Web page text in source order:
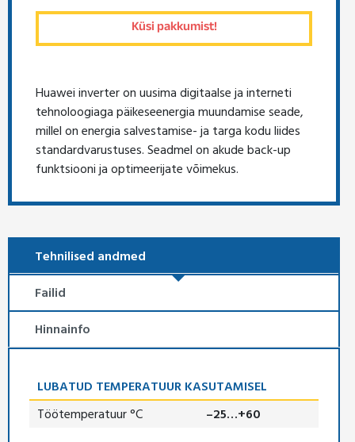
Huawei inverter on uusima digitaalse ja interneti
tehnoloogiaga päikeseenergia muundamise seade,
millel on energia salvestamise- ja targa kodu liides
standardvarustuses. Seadmel on akude back-up
funktsiooni ja optimeerijate võimekus.
Tehnilised andmed
Failid
Hinnainfo
LUBATUD TEMPERATUUR KASUTAMISEL
Töötemperatuur °C
–25…+60